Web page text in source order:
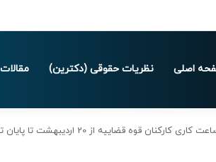
مهلت ارسال اظهارنامه‌های مالیاتی تا پایان تابستان 1405
اصلی نظریات حقوقی (دکترین)
کارکنان قوه قضاییه از 20 اردیبهشت تا پایان تابستان 1404